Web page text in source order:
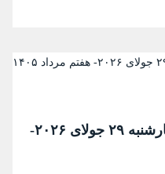
قیمت بیت‌کوین و اتریوم چهارشنبه ۲۹ جولای ۲۰۲۶-